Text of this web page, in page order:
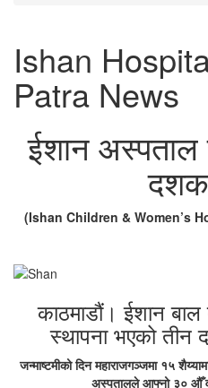
Ishan
Patra News
ईशान अस्पताल
दशक
(Ishan Children & Women’s
काठमाडौं। ईशान
स्थापना भएको तीन
जन्माष्टमीको दिन महाराजगञ्जमा १५
अस्पतालले आफ्नो ३० औँ